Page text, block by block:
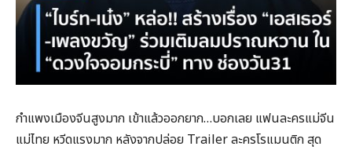
กำแพงเมืองจีนสูงมาก เข้าแล้วออกยาก…บอกเลย แฟนละครแม่จีน
แม่ไทย หวีดแรงมาก หลังจากปล่อย Trailer ละครโรแมนติก สุด